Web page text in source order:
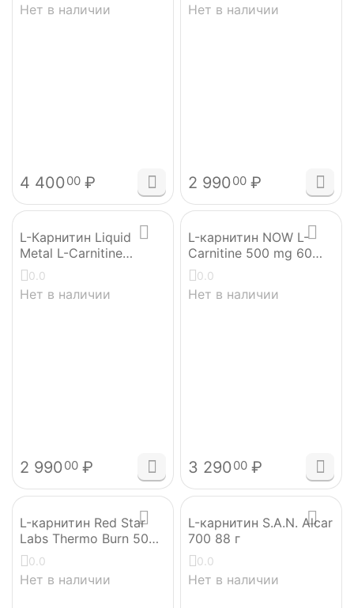
Нет в наличии
4 40000 ₽
Нет в наличии
2 99000 ₽
L-Карнитин Liquid
Metal L-Carnitine
200000 Red Star Labs
1000 мл
0.0
Нет в наличии
2 99000 ₽
L-карнитин NOW L-
Carnitine 500 mg 60
капсул
0.0
Нет в наличии
3 29000 ₽
L-карнитин Red Star
Labs Thermo Burn 500
мл0.0
Нет в наличии
L-карнитин S.A.N. Alcar
700 88 г
0.0
Нет в наличии